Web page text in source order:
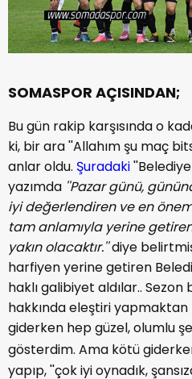
SOMASPOR AÇISINDAN;
Bu gün rakip karşısında o
ki, bir ara ''Allahım şu maç
anlar oldu. Şuradaki
yazımda ''Pazar günü,
iyi değerlendiren ve en
tam anlamıyla yerine
yakın olacaktır.''diye
harfiyen yerine getiren
haklı galibiyet aldılar.. Sezon
hakkında eleştiri
giderken hep güzel, olumlu
gösterdim. Ama kötü
yapıp, ''çok iyi oynadık,